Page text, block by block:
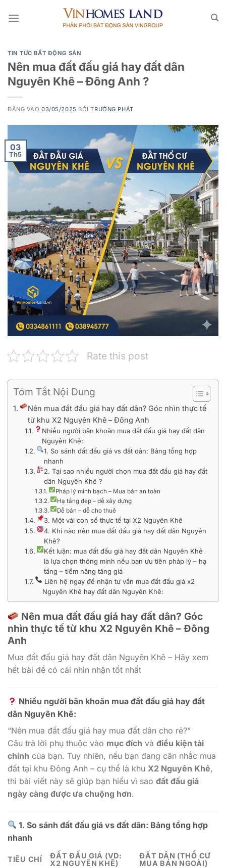
qua
TIN TỨC BẤT ĐỘNG SẢN
Nên mua đất đấu giá hay đất dân
Nguyên Khê – Đông Anh ?
ĐĂNG VÀO03/05/2025 BỞITRƯỜNG PHÁT
03
Th5
Rate this post
Tóm Tắt Nội Dung
Nên mua đất đấu giá hay đất dân? Góc nhìn thực tế
từ khu X2 Nguyên Khê – Đông Anh
Nhiều người băn khoăn mua đất đấu giá hay đất dân
Nguyên Khê:
1. So sánh đất đấu giá vs đất dân: Bảng tổng hợp
nhanh
2. Tại sao nhiều người chọn mua đất đấu giá hay đất
dân Nguyên Khê ?
Pháp lý minh bạch – Mua bán an toàn
Hạ tầng đẹp – dễ xây dựng
Dễ bán – dễ cho thuê
3. Một vài con số thực tế tại X2 Nguyên Khê
4. Khi nào nên mua đất đấu giá hay đất dân Nguyên
Khê?
Kết luận: mua đất đấu giá hay đất dân Nguyên Khê
là lựa chọn thông minh nếu bạn ưu tiên pháp lý – hạ
tầng – tiềm năng tăng giá
Liên hệ ngay để nhận tư vấn mua đất đấu giá x2
Nguyên Khê hay đất dân Nguyên Khê:
Nên mua đất đấu giá hay đất dân? Góc
nhìn thực tế từ khu X2 Nguyên Khê – Đông
Anh
Mua đất đấu giá hay đất dân Nguyên Khê – Hãy xem
hết bài để có cái nhìn nhận tốt nhất
Nhiều người băn khoăn mua đất đấu giá hay đất
dân Nguyên Khê:
“Nên mua đất đấu giá hay mua đất dân cho rẻ?”
Câu trả lời phụ thuộc vào mục đích và điều kiện tài
chính của bạn. Tuy nhiên, nếu bạn đang cân nhắc mua
đất tại khu Đông Anh – cụ thể là khu X2 Nguyên Khê,
thì bài viết này sẽ giúp bạn hiểu vì sao đất đấu giá
ngày càng được ưa chuộng hơn.
1. So sánh đất đấu giá vs đất dân: Bảng tổng hợp
nhanh
TIÊU CHÍ
ĐẤT ĐẤU GIÁ (VD:
X2 NGUYÊN KHÊ)
ĐẤT DÂN (THỔ CƯ
MUA BÁN NGOÀI)